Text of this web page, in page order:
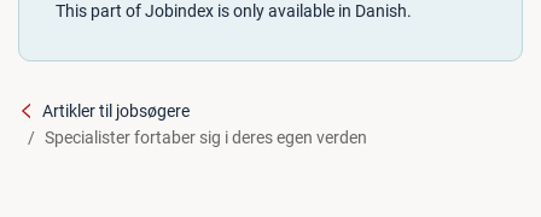
This part of Jobindex is only available in Danish.
Artikler til jobsøgere
Specialister fortaber sig i deres egen verden